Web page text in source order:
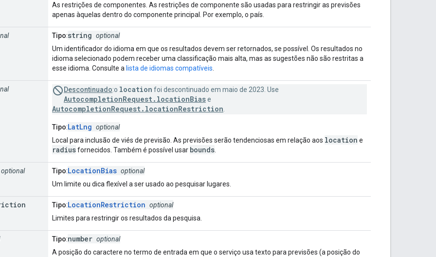
As restrições de componentes. As restrições de componente são usadas para restringir as previsões
apenas àquelas dentro do componente principal. Por exemplo, o país.
Tipo:string optional
Um identificador do idioma em que os resultados devem ser retornados, se possível. Os resultados no
idioma selecionado podem receber uma classificação mais alta, mas as sugestões não são restritas a
esse idioma. Consulte a lista de idiomas compatíveis
Descontinuado:o location foi descontinuado em maio de 2023. Use
AutocompletionRequest.locationBiase
AutocompletionRequest.locationRestriction
Tipo:LatLng optional
Local para inclusão de viés de previsão. As previsões serão tendenciosas em relação aos location e
radiusfornecidos. Também é possível usar bounds
optional Tipo:LocationBias optional
Um limite ou dica flexível a ser usado ao pesquisar lugares.
Tipo:LocationRestriction optional
Limites para restringir os resultados da pesquisa.
Tipo:number optional
A posição do caractere no termo de entrada em que o serviço usa texto para previsões (a posição do